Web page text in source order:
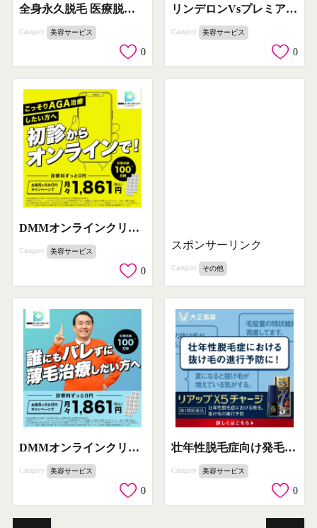
全身永久脱毛 医療脱毛コース最大60%OFF
Category 美容サービス
0
リンデロンVsプレミアム 新発売（湿疹・皮膚炎改善薬）
Category 美容サービス
0
DMMオンラインクリニック AGA治療 初診からオンラインで月々1,861円
Category 美容サービス
0
スポンサーリンク
Category その他
DMMオンラインクリニック 誰にもバレずに薄毛治療
Category 美容サービス
0
壮年性脱毛症向け発毛剤「リアップX5チャージ」
Category 美容サービス
0